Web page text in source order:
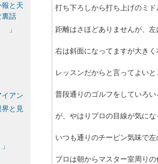
打ち下ろしから打ち上げのミド
距離はさほどありませんが、
右は斜面になってますが大きく
レッスンだからと言ってよい
普段通りのゴルフをしていろい
が、やはりプロの目線が気に
いつも通りのチーピン気味で左
プロは朝からマスター室周り
と天
裏話
」
アン
界と見